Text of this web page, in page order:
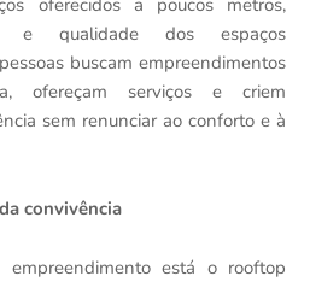
e qualidade dos espaços
buscam empreendimentos
ofereçam serviços e criem
sem renunciar ao conforto e à
convivência
está o rooftop